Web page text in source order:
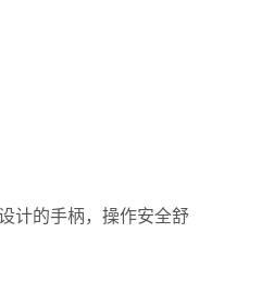
计的手柄，操作安全舒